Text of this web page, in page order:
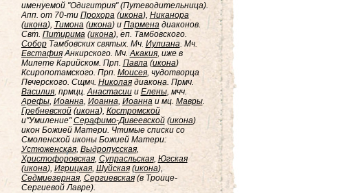
именуемой "Одигитрия" (Путеводительница).
Апп. от 70-ти Прохора(икона), Никанора
(икона), Тимона(икона) и Парменадиаконов.
Свт. Питирима(икона), еп. Тамбовского.
СоборТамбовских святых. Мч. Иулиана. Мч.
ЕвстафияАнкирского. Мч.Акакия, иже в
Милете Карийском. Прп. Павла(икона)
Ксиропотамского. Прп. Моисея, чудотворца
Печерского. Сщмч. Николаядиакона. Прмч.
Василия, прмцц.Анастасиии Елены, мчч.
Арефы, Иоанна, Иоанна, Иоаннаи мц. Мавры.
Гребневской(икона), Костромской
и"Умиление"Серафимо-Дивеевской(икона)
икон Божией Матери. Чтимые списки со
Смоленской иконы Божией Матери:
Устюженская, Выдропусская,
Христофоровская, Супрасльская, Югская
(икона), Игрицкая, Шуйская(икона),
Седмиезерная, Сергиевская(в Троице-
Сергиевой Лавре).